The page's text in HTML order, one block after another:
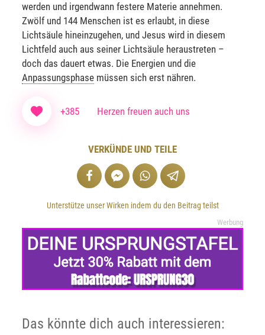
werden und irgendwann festere Materie annehmen.
Zwölf und 144 Menschen ist es erlaubt, in diese
Lichtsäule hineinzugehen, und Jesus wird in diesem
Lichtfeld auch aus seiner Lichtsäule heraustreten –
doch das dauert etwas. Die Energien und die
Anpassungsphase müssen sich erst nähren.
+385 Herzen freuen auch uns
VERKÜNDE UND TEILE
Unterstütze unser Wirken indem du den Beitrag teilst
Werbung
Das könnte dich auch interessieren: